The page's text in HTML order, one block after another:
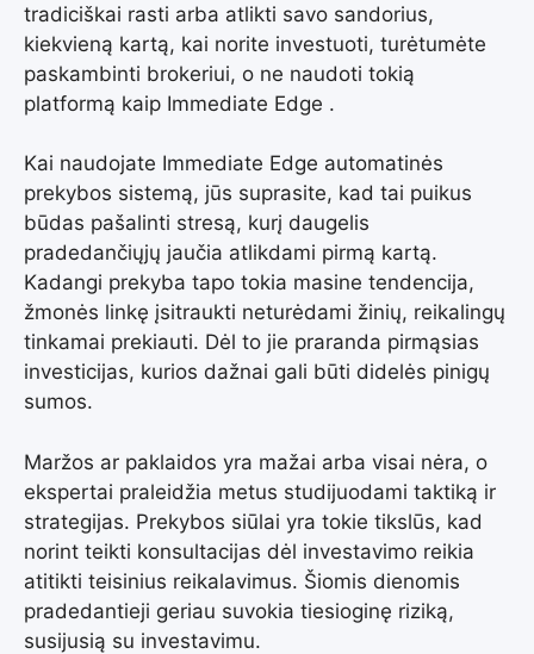
tradiciškai rasti arba atlikti savo sandorius,
kiekvieną kartą, kai norite investuoti, turėtumėte
paskambinti brokeriui, o ne naudoti tokią
platformą kaip Immediate Edge .
Kai naudojate Immediate Edge automatinės
prekybos sistemą, jūs suprasite, kad tai puikus
būdas pašalinti stresą, kurį daugelis
pradedančiųjų jaučia atlikdami pirmą kartą.
Kadangi prekyba tapo tokia masine tendencija,
žmonės linkę įsitraukti neturėdami žinių, reikalingų
tinkamai prekiauti. Dėl to jie praranda pirmąsias
investicijas, kurios dažnai gali būti didelės pinigų
sumos.
Maržos ar paklaidos yra mažai arba visai nėra, o
ekspertai praleidžia metus studijuodami taktiką ir
strategijas. Prekybos siūlai yra tokie tikslūs, kad
norint teikti konsultacijas dėl investavimo reikia
atitikti teisinius reikalavimus. Šiomis dienomis
pradedantieji geriau suvokia tiesioginę riziką,
susijusią su investavimu.